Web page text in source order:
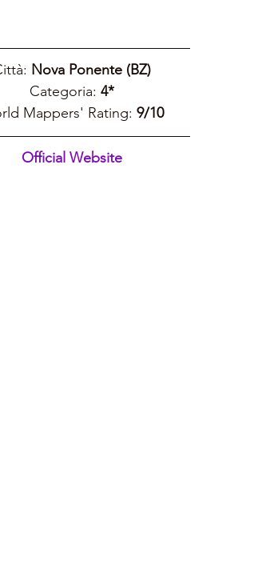
Nova Ponente (BZ)
Categoria: 4*
Mappers' Rating: 9/10
Official Website